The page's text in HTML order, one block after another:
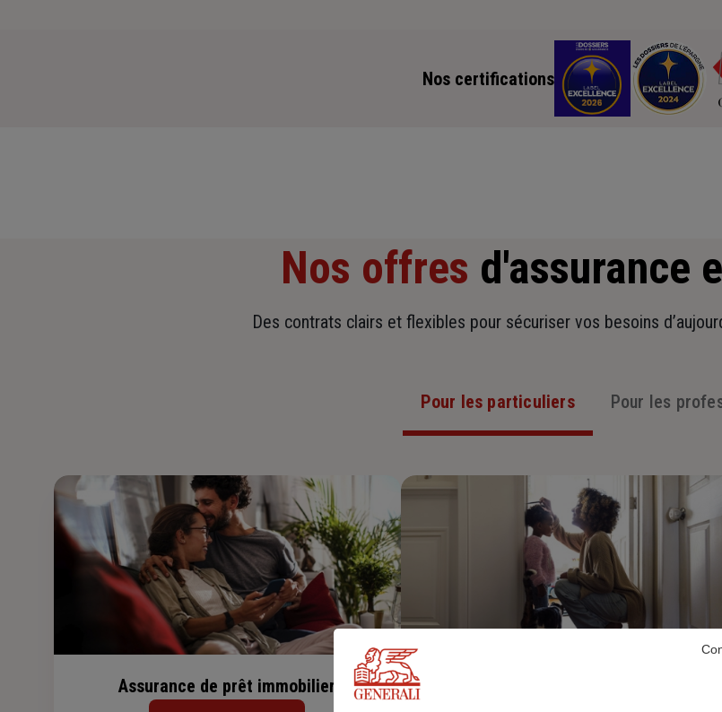
Nos certifications
Nos offres d'assurance
Des contrats clairs et flexibles pour sécuriser vos besoins
Pour les particuliers Pour les
Assurance de prêt immobilier